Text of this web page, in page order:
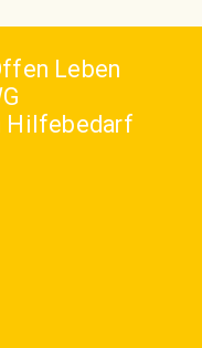
Leben
Hilfebedarf